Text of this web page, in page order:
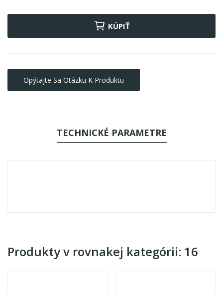
KÚPIŤ
Opýtajte Sa Otázku K Produktu
TECHNICKÉ PARAMETRE
Produkty v rovnakej kategórii: 16